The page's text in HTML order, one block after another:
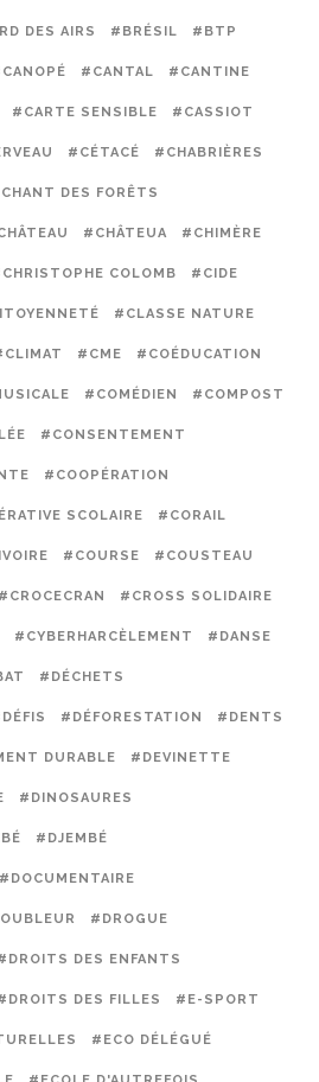
DES AIRS #BRÉSIL #BTP
#CANTAL #CANTINE
#CARTE SENSIBLE #CASSIOT
#CÉTACÉ #CHABRIÈRES
DES FORÊTS
#CHÂTEUA #CHIMÈRE
COLOMB #CIDE
#CLASSE NATURE
#CME #COÉDUCATION
#COMÉDIEN #COMPOST
#CONSENTEMENT
#COOPÉRATION
SCOLAIRE #CORAIL
#COURSE #COUSTEAU
#CROCECRAN #CROSS SOLIDAIRE
#CYBERHARCÈLEMENT #DANSE
#DÉCHETS
#DÉFORESTATION #DENTS
DURABLE #DEVINETTE
#DINOSAURES
#DJEMBÉ
#DOCUMENTAIRE
#DROGUE
DES ENFANTS
DES FILLES #E-SPORT
#ECO DÉLÉGUÉ